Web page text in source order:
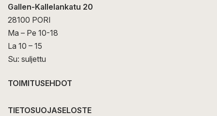
Gallen-Kallelankatu 20
28100 PORI
Ma – Pe 10-18
La 10 – 15
Su: suljettu
TOIMITUSEHDOT
TIETOSUOJASELOSTE